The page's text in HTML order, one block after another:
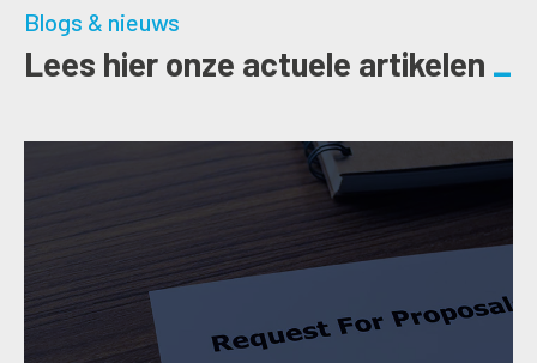
Blogs & nieuws
Lees hier onze actuele artikelen